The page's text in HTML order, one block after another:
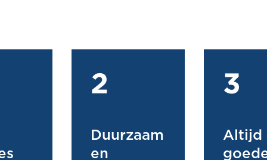
2
Duurzaam
en
3
Altijd